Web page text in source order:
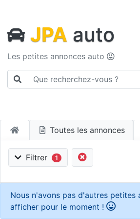
JPA auto
Les petites annonces auto
Toutes les annonces
Filtrer 1
Nous n'avons pas d'autres petites
afficher pour le moment !